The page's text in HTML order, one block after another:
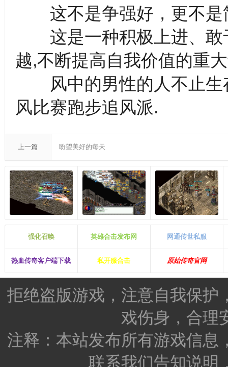
这不是争强好，更不是
这是一种积极上进、敢
越,不断提高自我价值的重
风中的男性的人不止生
风比赛跑步追风派.
上一篇 盼望美好的每天
强化召唤 英雄合击发布网 网通传世私服
热血传奇客户端下载 私开服合击 原始传奇官网
拒绝盗版游戏，注意自我保护
戏伤身，合理
注释：本站发布所有游戏信息
联系我们告知说明